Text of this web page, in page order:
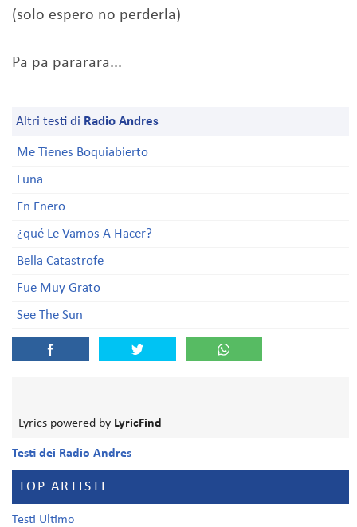
(solo espero no perderla)
Pa pa pararara...
Altri testi di Radio Andres
Me Tienes Boquiabierto
Luna
En Enero
¿qué Le Vamos A Hacer?
Bella Catastrofe
Fue Muy Grato
See The Sun
Lyrics powered by LyricFind
Testi dei Radio Andres
TOP ARTISTI
Testi Ultimo